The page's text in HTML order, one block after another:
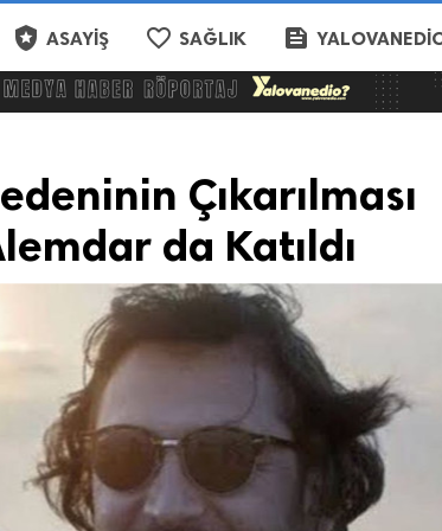
local_police ASAYIŞ favorite_border SAĞLIK feed
Çıkarılması
da Katıldı